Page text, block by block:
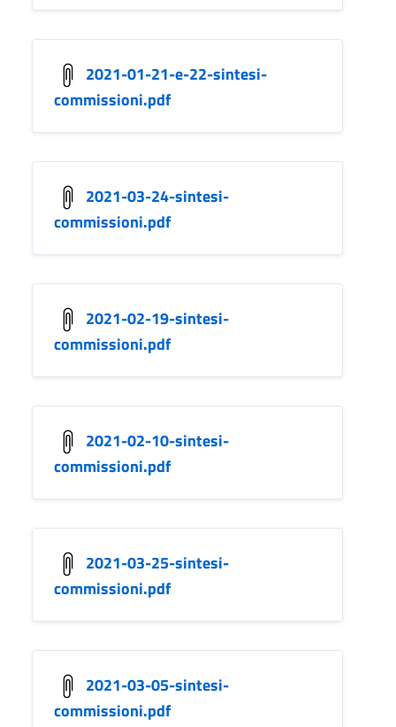
2021-01-21-e-22-sintesi-
commissioni.pdf
2021-03-24-sintesi-
commissioni.pdf
2021-02-19-sintesi-
commissioni.pdf
2021-02-10-sintesi-
commissioni.pdf
2021-03-25-sintesi-
commissioni.pdf
2021-03-05-sintesi-
commissioni.pdf